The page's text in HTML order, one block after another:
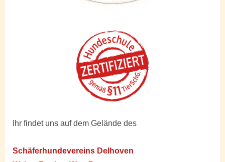
Ihr findet uns auf dem Gelände des
Schäferhundevereins Delhoven